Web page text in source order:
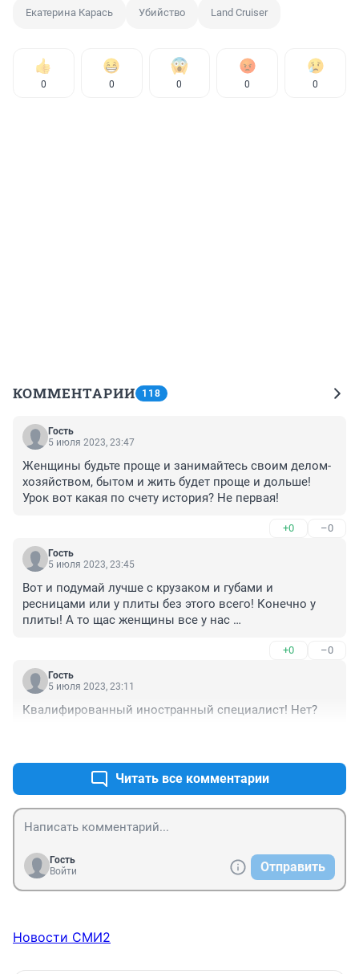
Екатерина Карась Убийство Land Cruiser
0 0 0 0 0
КОММЕНТАРИИ 118
Гость
5 июля 2023, 23:47
Женщины будьте проще и занимайтесь своим делом-
хозяйством, бытом и жить будет проще и дольше!
Урок вот какая по счету история? Не первая!
+0 –0
Гость
5 июля 2023, 23:45
Вот и подумай лучше с крузаком и губами и
ресницами или у плиты без этого всего! Конечно у
плиты! А то щас женщины все у нас
+0 –0
Гость
5 июля 2023, 23:11
Квалифированный иностранный специалист! Нет?
Читать все комментарии
Гость
Войти
Отправить
Новости СМИ2